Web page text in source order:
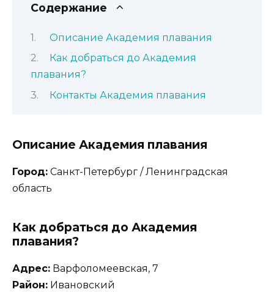
Содержание
Описание Академия плавания
Как добраться до Академия
плавания?
Контакты Академия плавания
Описание Академия плавания
Город: Санкт-Петербург / Ленинградская
область
Как добраться до Академия
плавания?
Адрес: Варфоломеевская, 7
Район: Ивановский